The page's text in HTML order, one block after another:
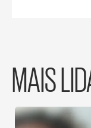
MAIS